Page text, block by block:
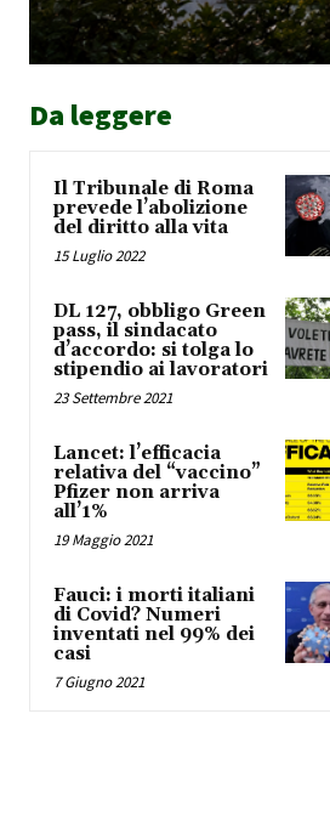
Da leggere
Il Tribunale di Roma
prevede l’abolizione
del diritto alla vita
15 Luglio 2022
DL 127, obbligo Green
pass, il sindacato
d’accordo: si tolga lo
stipendio ai lavoratori
23 Settembre 2021
Lancet: l’efficacia
relativa del “vaccino”
Pfizer non arriva
all’1%
19 Maggio 2021
Fauci: i morti italiani
di Covid? Numeri
inventati nel 99% dei
casi
7 Giugno 2021